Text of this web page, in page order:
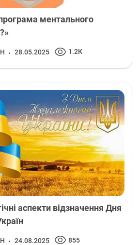
ментального
28.05.2025 1.2К
аспекти відзначення Дня
24.08.2025 855